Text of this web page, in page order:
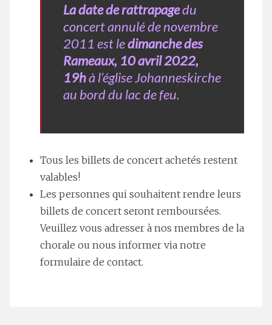
La date de rattrapagedu
concert annulé de novembre
2011 est ledimanche des
Rameaux, 10 avril 2022,
19hà l’église Johanneskirche
au bord du lac de feu.
Tous les billets de concert achetés restent
valables!
Les personnes qui souhaitent rendre leurs
billets de concert seront remboursées.
Veuillez vous adresser à nos membres de la
chorale ou nous informer via notre
formulaire de contact.